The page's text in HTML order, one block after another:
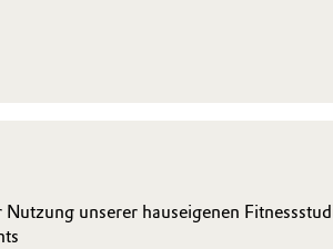
unserer hauseigenen